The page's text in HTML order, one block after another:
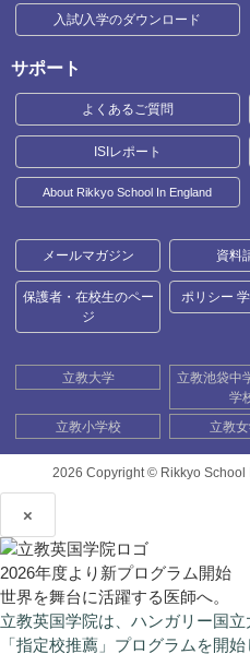
入試/入学のダウンロード
サポート
よくあるご質問
ISIレポート
About Rikkyo School In England
メールマガジン 資料
保護者・在校生のペー
ジ
ポリシー
立教大学
立教池袋中
学
立教小学校
立教
2026 Copyright © Rikkyo
×
2026年度より新プログラム開始
世界を舞台に活躍する医師へ。
立教英国学院は、ハンガリー国立
「指定校推薦」プログラムを開始